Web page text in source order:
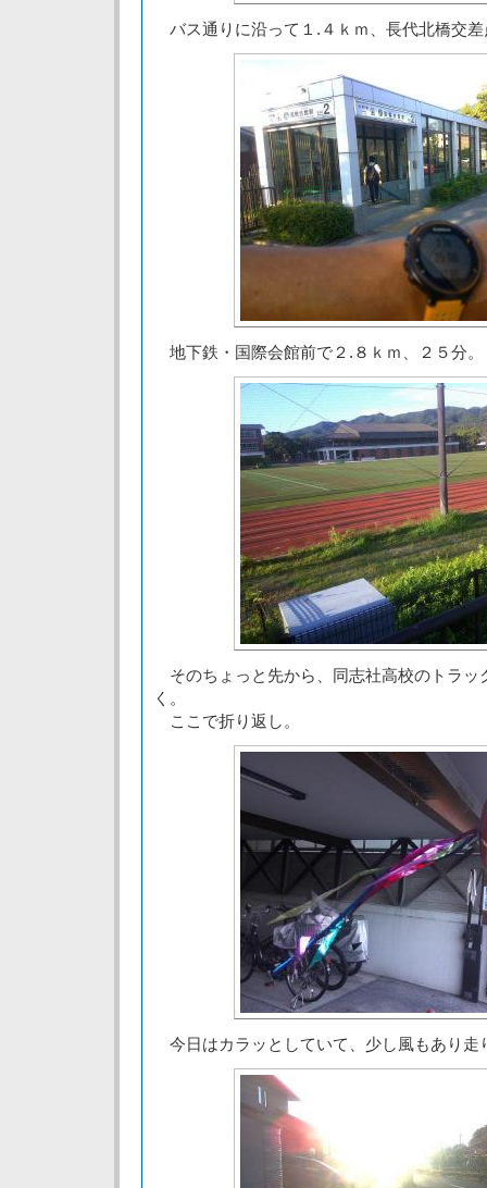
バス通りに沿って１.４ｋｍ、長代北橋交
地下鉄・国際会館前で２.８ｋｍ、２５分。
そのちょっと先から、同志社高校のトラッ
く。
ここで折り返し。
今日はカラッとしていて、少し風もあり走